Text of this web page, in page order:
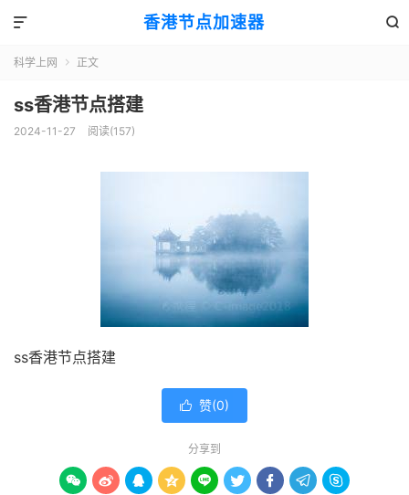
香港节点加速器 

科学上网  正文
ss香港节点搭建
2024-11-27 阅读(157)
ss香港节点搭建
 赞(0)
分享到
        